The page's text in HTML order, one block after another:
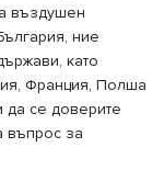
въздушен
ние
като
Франция, Полша
да се доверите
въпрос за